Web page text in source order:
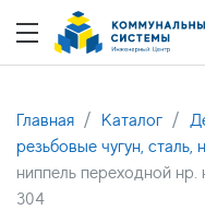
Главная Каталог
резьбовые чугун, сталь,
ниппель переходной
304